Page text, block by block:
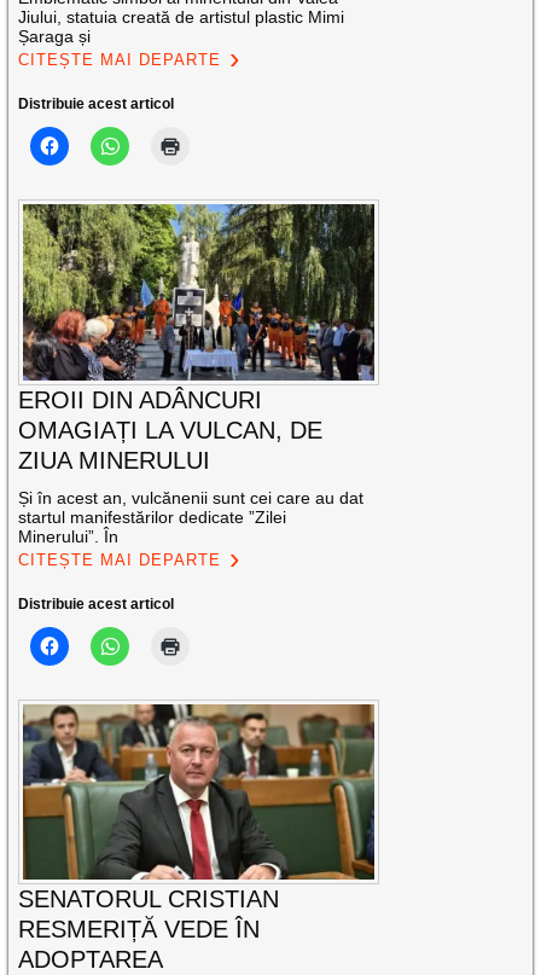
Jiului, statuia creată de artistul plastic Mimi
Șaraga și
CITEȘTE MAI DEPARTE
Distribuie acest articol
EROII DIN ADÂNCURI
OMAGIAȚI LA VULCAN, DE
ZIUA MINERULUI
Și în acest an, vulcănenii sunt cei care au dat
startul manifestărilor dedicate ”Zilei
Minerului”. În
CITEȘTE MAI DEPARTE
Distribuie acest articol
SENATORUL CRISTIAN
RESMERIȚĂ VEDE ÎN
ADOPTAREA